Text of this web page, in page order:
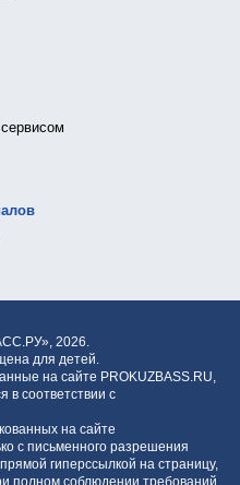
2026.
для детей.
на сайте PROKUZBASS.RU,
в соответствии с
на сайте
с письменного разрешения
гиперссылкой на страницу,
полном соблюдении требований